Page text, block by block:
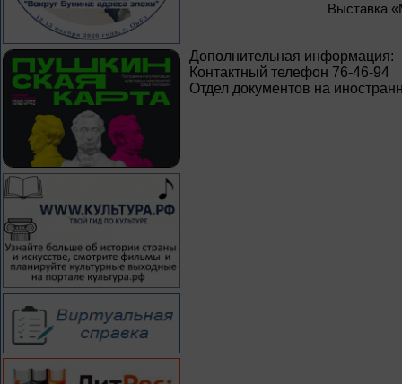
Выставка
Дополнительная информация:
Контактный телефон 76-46-94
Отдел документов на